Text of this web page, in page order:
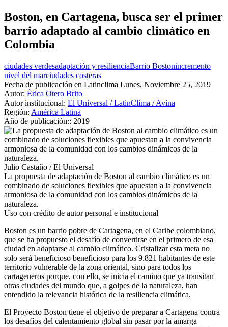
Boston, en Cartagena, busca ser el primer
barrio adaptado al cambio climático en
Colombia
ciudades verdesadaptación y resilienciaBarrio Bostonincremento
nivel del marciudades costeras
Fecha de publicación en Latinclima Lunes, Noviembre 25, 2019
Autor: Érica Otero Brito
Autor institucional: El Universal / LatinClima / Avina
Región: América Latina
Año de publicación:: 2019
Julio Castaño / El Universal
La propuesta de adaptación de Boston al cambio climático es un
combinado de soluciones flexibles que apuestan a la convivencia
armoniosa de la comunidad con los cambios dinámicos de la
naturaleza.
Uso con crédito de autor personal e institucional
Boston es un barrio pobre de Cartagena, en el Caribe colombiano,
que se ha propuesto el desafío de convertirse en el primero de esa
ciudad en adaptarse al cambio climático. Cristalizar esta meta no
solo será beneficioso beneficioso para los 9.821 habitantes de este
territorio vulnerable de la zona oriental, sino para todos los
cartageneros porque, con ello, se inicia el camino que ya transitan
otras ciudades del mundo que, a golpes de la naturaleza, han
entendido la relevancia histórica de la resiliencia climática.
El Proyecto Boston tiene el objetivo de preparar a Cartagena contra
los desafíos del calentamiento global sin pasar por la amarga